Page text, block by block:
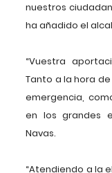
nuestros
ha añadido el
“Vuestra
Tanto a la hora
emergencia,
en los grandes
Navas.
“Atendiendo a la